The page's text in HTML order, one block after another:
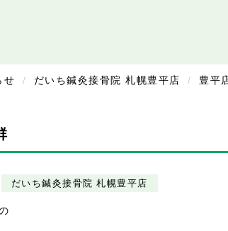
せ だいち鍼灸接骨院 札幌豊平店 豊平
だいち鍼灸接骨院 札幌豊平店